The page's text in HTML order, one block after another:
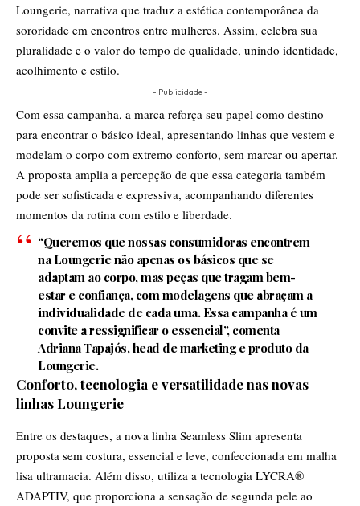
Loungerie, narrativa que traduz a estética contemporânea da
sororidade em encontros entre mulheres. Assim, celebra sua
pluralidade e o valor do tempo de qualidade, unindo identidade,
acolhimento e estilo.
- Publicidade -
Com essa campanha, a marca reforça seu papel como destino
para encontrar o básico ideal, apresentando linhas que vestem e
modelam o corpo com extremo conforto, sem marcar ou apertar.
A proposta amplia a percepção de que essa categoria também
pode ser sofisticada e expressiva, acompanhando diferentes
momentos da rotina com estilo e liberdade.
“Queremos que nossas consumidoras encontrem
na Loungerie não apenas os básicos que se
adaptam ao corpo, mas peças que tragam bem-
estar e confiança, com modelagens que abraçam a
individualidade de cada uma. Essa campanha é um
convite a ressignificar o essencial”, comenta
Adriana Tapajós, head de marketing e produto da
Loungerie.
Conforto, tecnologia e versatilidade nas novas
linhas Loungerie
Entre os destaques, a nova linha Seamless Slim apresenta
proposta sem costura, essencial e leve, confeccionada em malha
lisa ultramacia. Além disso, utiliza a tecnologia LYCRA®
ADAPTIV, que proporciona a sensação de segunda pele ao